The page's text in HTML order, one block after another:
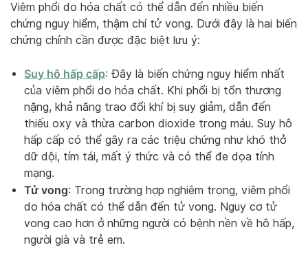
Viêm phổi do hóa chất có thể dẫn đến nhiều biến
chứng nguy hiểm, thậm chí tử vong. Dưới đây là hai biến
chứng chính cần được đặc biệt lưu ý:
Suy hô hấp cấp: Đây là biến chứng nguy hiểm nhất
của viêm phổi do hóa chất. Khi phổi bị tổn thương
nặng, khả năng trao đổi khí bị suy giảm, dẫn đến
thiếu oxy và thừa carbon dioxide trong máu. Suy hô
hấp cấp có thể gây ra các triệu chứng như khó thở
dữ dội, tím tái, mất ý thức và có thể đe dọa tính
mạng.
Tử vong: Trong trường hợp nghiêm trọng, viêm phổi
do hóa chất có thể dẫn đến tử vong. Nguy cơ tử
vong cao hơn ở những người có bệnh nền về hô hấp,
người già và trẻ em.